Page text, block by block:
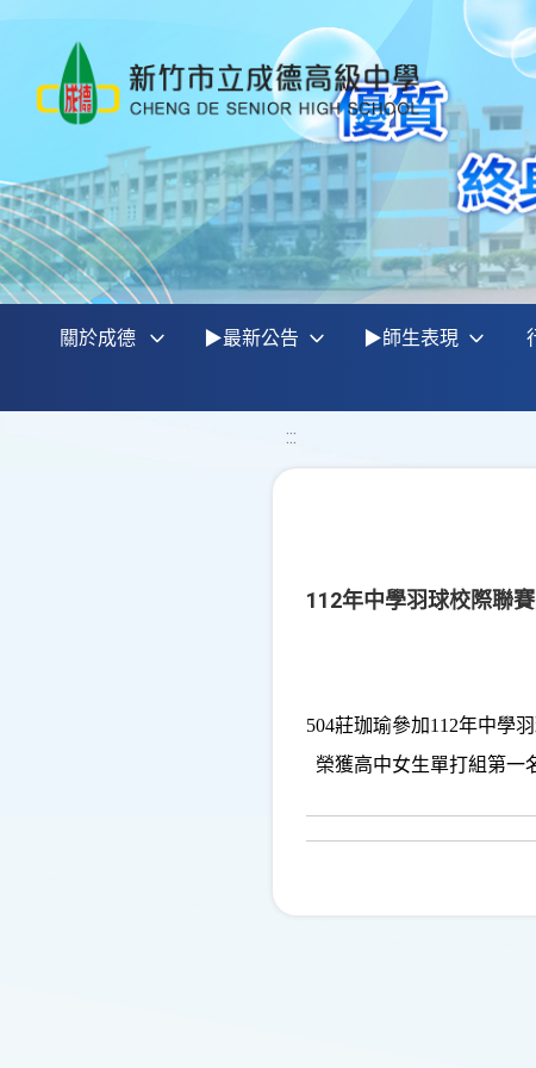
關於成德 ▶最新公告 ▶師生表現
:::
112年中學羽球校際聯
504莊珈瑜參加112年中學
榮獲高中女生單打組第一